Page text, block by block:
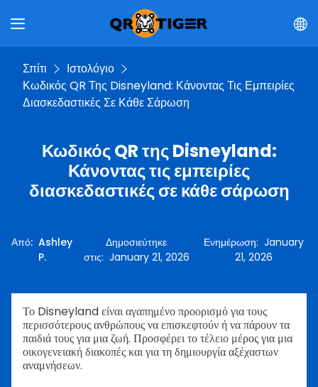
Σπίτι
Ιστολόγιο
Κωδικός QR Της Disneyland: Κάνοντας Τις Εμπειρίες
Διασκεδαστικές Σε Κάθε Σάρωση
Κωδικός QR της Disneyland:
Κάνοντας τις εμπειρίες
διασκεδαστικές σε κάθε σάρωση
Από: Ashley
P.
Δημοσιεύτηκε
στις: January 21, 2026
Ενημέρωση: January
21, 2026
Το Disneyland είναι αγαπημένο προορισμό για τους
περισσότερους ανθρώπους να επισκεφτούν ή να πάρουν τα
παιδιά τους για μια ζωή. Προσφέρει το τέλειο μέρος για μια
οικογενειακή διακοπές και για τη δημιουργία αξέχαστων
αναμνήσεων.